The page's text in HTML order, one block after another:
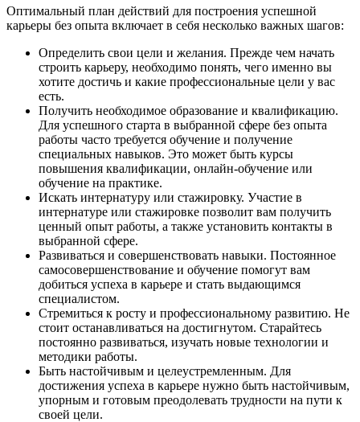
Оптимальный план действий для построения успешной
карьеры без опыта включает в себя несколько важных шагов:
Определить свои цели и желания. Прежде чем начать
строить карьеру, необходимо понять, чего именно вы
хотите достичь и какие профессиональные цели у вас
есть.
Получить необходимое образование и квалификацию.
Для успешного старта в выбранной сфере без опыта
работы часто требуется обучение и получение
специальных навыков. Это может быть курсы
повышения квалификации, онлайн-обучение или
обучение на практике.
Искать интернатуру или стажировку. Участие в
интернатуре или стажировке позволит вам получить
ценный опыт работы, а также установить контакты в
выбранной сфере.
Развиваться и совершенствовать навыки. Постоянное
самосовершенствование и обучение помогут вам
добиться успеха в карьере и стать выдающимся
специалистом.
Стремиться к росту и профессиональному развитию. Не
стоит останавливаться на достигнутом. Старайтесь
постоянно развиваться, изучать новые технологии и
методики работы.
Быть настойчивым и целеустремленным. Для
достижения успеха в карьере нужно быть настойчивым,
упорным и готовым преодолевать трудности на пути к
своей цели.